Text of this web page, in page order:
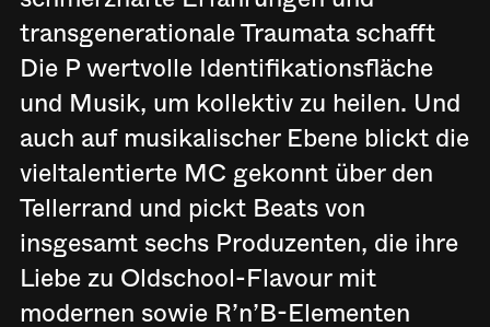
transgenerationale Traumata schafft
Die P wertvolle Identifikationsfläche
und Musik, um kollektiv zu heilen. Und
auch auf musikalischer Ebene blickt die
vieltalentierte MC gekonnt über den
Tellerrand und pickt Beats von
insgesamt sechs Produzenten, die ihre
Liebe zu Oldschool-Flavour mit
modernen sowie R’n’B-Elementen